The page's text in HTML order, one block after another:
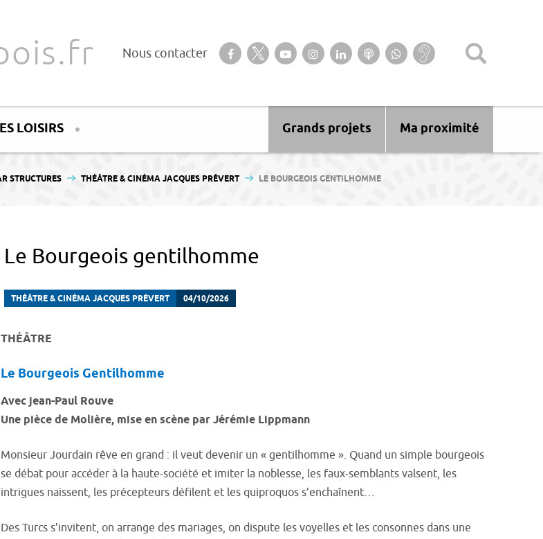
Nous contacter Suivez-nous sur notre page Facebook
Suivez-nous sur Twitter
Suivez-nous sur YouTube
Suivez-nous sur Instagram
Retrouvez-nous sur Linkedin
Ecoutez nos Podcasts
Suivez-nous sur
WhatsApp
Baisse
d’audition ?
LOISIRS Ma proximité
Grands projets
STRUCTURES THÉÂTRE & CINÉMA JACQUES PRÉVERT LE BOURGEOIS GENTILHOMME
Le Bourgeois gentilhomme
THÉÂTRE & CINÉMA JACQUES PRÉVERT 04/10/2026
THÉÂTRE
Le Bourgeois Gentilhomme
Avec jean-Paul Rouve
Une pièce de Molière, mise en scène par Jérémie Lippmann
Monsieur Jourdain rêve en grand : il veut devenir un « gentilhomme ». Quand un simple bourgeois
se débat pour accéder à la haute-société et imiter la noblesse, les faux-semblants valsent, les
intrigues naissent, les précepteurs défilent et les quiproquos s’enchaînent…
Des Turcs s’invitent, on arrange des mariages, on dispute les voyelles et les consonnes dans une